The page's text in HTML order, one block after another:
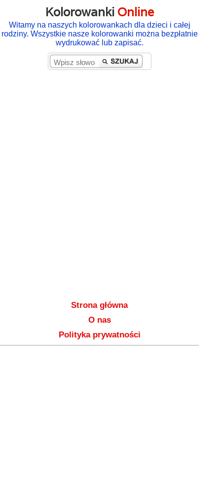
Kolorowanki Online
Witamy na naszych kolorowankach dla dzieci i całej
rodziny. Wszystkie nasze kolorowanki można bezpłatnie
wydrukować lub zapisać.
Strona główna
O nas
Polityka prywatności